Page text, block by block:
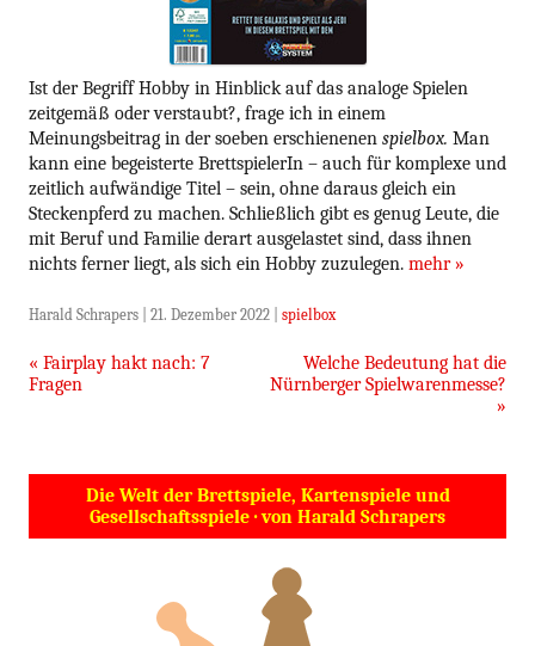
Ist der Begriff Hobby in Hinblick auf das analoge Spielen
zeitgemäß oder verstaubt?, frage ich in einem
Meinungsbeitrag in der soeben erschienenen spielbox. Man
kann eine begeisterte BrettspielerIn – auch für komplexe und
zeitlich aufwändige Titel – sein, ohne daraus gleich ein
Steckenpferd zu machen. Schließlich gibt es genug Leute, die
mit Beruf und Familie derart ausgelastet sind, dass ihnen
nichts ferner liegt, als sich ein Hobby zuzulegen. mehr »
Harald Schrapers 21. Dezember 2022 spielbox
Beitragsnavigation
« Fairplay hakt nach: 7
Fragen
Welche Bedeutung hat die
Nürnberger Spielwarenmesse?
»
Die Welt der Brettspiele, Kartenspiele und
Gesellschaftsspiele · von Harald Schrapers